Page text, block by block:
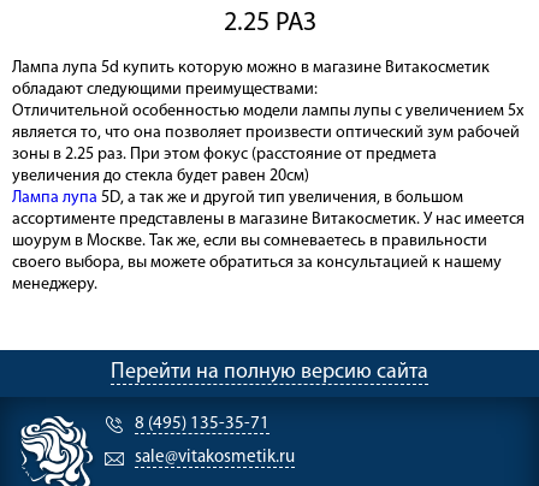
2.25 РАЗ
Лампа лупа 5d купить которую можно в магазине Витакосметик
обладают следующими преимуществами:
Отличительной особенностью модели лампы лупы с увеличением 5х
является то, что она позволяет произвести оптический зум рабочей
зоны в 2.25 раз. При этом фокус (расстояние от предмета
увеличения до стекла будет равен 20см)
Лампа лупа 5D, а так же и другой тип увеличения, в большом
ассортименте представлены в магазине Витакосметик. У нас имеется
шоурум в Москве. Так же, если вы сомневаетесь в правильности
своего выбора, вы можете обратиться за консультацией к нашему
менеджеру.
Перейти на полную версию сайта
8 (495) 135-35-71
sale@vitakosmetik.ru